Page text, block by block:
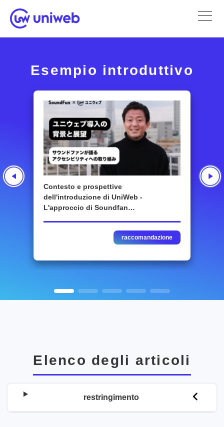
Esempio introduttivo
Contesto e prospettive
dell'introduzione di UniWeb -
L'approccio di Soundfan
raccomandazione
Elenco degli articoli
restringimento